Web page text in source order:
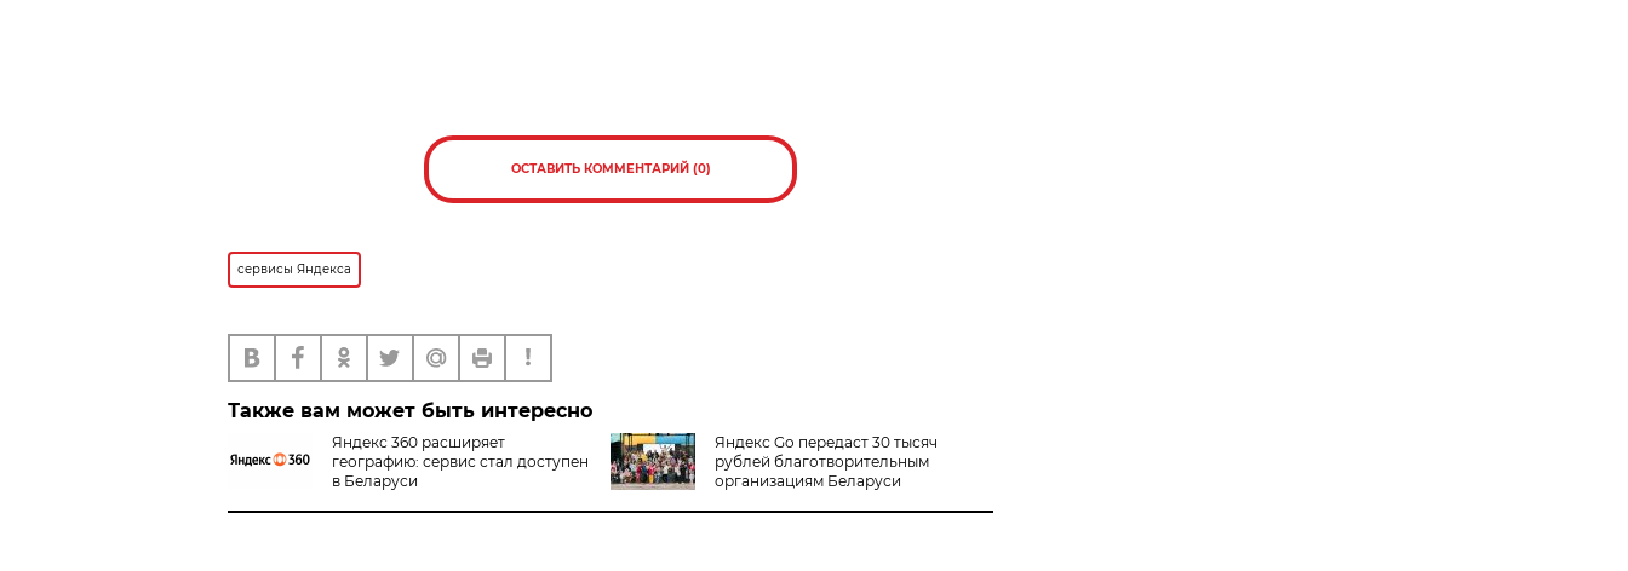
ОСТАВИТЬ КОММЕНТАРИЙ (0)
сервисы Яндекса
Также вам может быть интересно
Яндекс 360 расширяет
географию: сервис стал доступен
в Беларуси
Яндекс Go передаст 30 тысяч
рублей благотворительным
организациям Беларуси